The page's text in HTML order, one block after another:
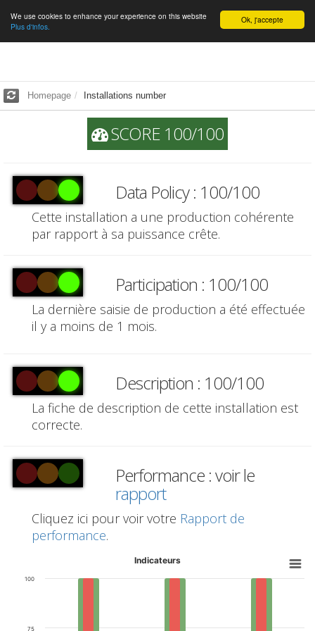
English Ok, j'accepte
We use cookies to enhance your experience on this website
Plus d'infos.
Homepage Installations number
SCORE 100/100
Data Policy : 100/100
Cette installation a une production cohérente
par rapport à sa puissance crête.
Participation : 100/100
La dernière saisie de production a été effectuée
il y a moins de 1 mois.
Description : 100/100
La fiche de description de cette installation est
correcte.
Performance : voir le
rapport
Cliquez ici pour voir votre Rapport de
performance.
Indicateurs
75
100